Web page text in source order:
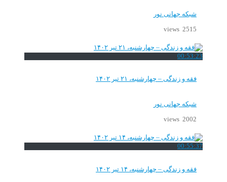
شبکه جهانی نور
2515 views
00:53:23
فقه و زندگی – چهارشنبه، ۲۱ تیر ۱۴۰۲
شبکه جهانی نور
2002 views
00:55:37
فقه و زندگی – چهارشنبه، ۱۴ تیر ۱۴۰۲